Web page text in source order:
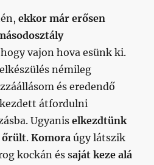
ekkor már erősen
vajon hova esünk ki.
némileg
és eredendő
átfordulni
Ugyaniselkezdtünk
őrült.Komoraúgy látszik
kockán és saját keze alá